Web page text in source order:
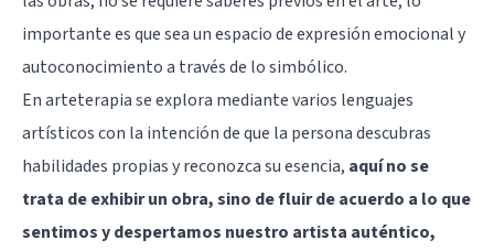
importante es que sea un espacio de expresión emocional y
autoconocimiento a través de lo simbólico.
En arteterapia se explora mediante varios lenguajes
artísticos con la intención de que la persona descubras
habilidades propias y reconozca su esencia, aquí no se
trata de exhibir un obra, sino de fluir de acuerdo a lo que
sentimos y despertamos nuestro artista auténtico,